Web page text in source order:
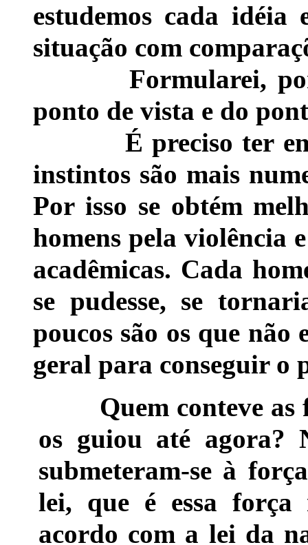
estudemos cada idéia
situação com
Formularei,
ponto de vista e do
É preciso ter em
instintos são mais
Por isso se obtém
homens pela violência
acadêmicas. Cada
se pudesse, se
poucos são os que
geral para conseguir o
Quem conteve as
os guiou até agora?
submeteram-se à
lei, que é essa força
acordo com a lei da